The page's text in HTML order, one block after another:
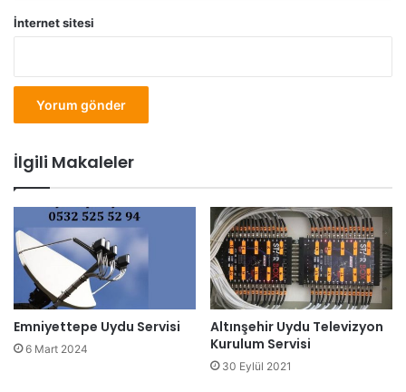
İnternet sitesi
İlgili Makaleler
Emniyettepe Uydu Servisi
6 Mart 2024
Altınşehir Uydu Televizyon
Kurulum Servisi
30 Eylül 2021